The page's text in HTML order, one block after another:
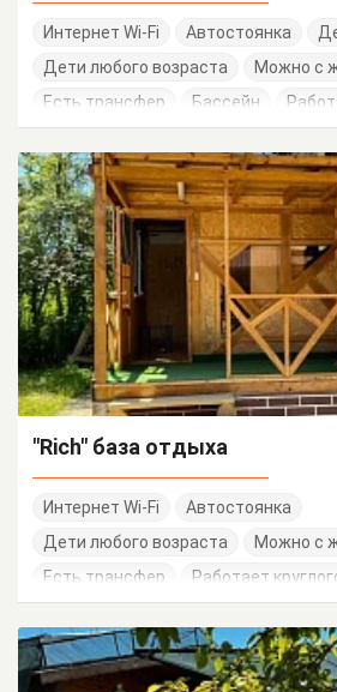
Интернет Wi-Fi Автостоянка
Дети любого возраста
Можно с
Есть трансфер
Бассейн
"Rich" база отдыха
Интернет Wi-Fi
Автостоянка
Дети любого возраста
Можно с
Есть трансфер
Работает